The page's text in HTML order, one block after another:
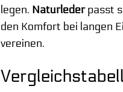
legen. Naturlederpasst
den Komfort bei langen
vereinen.